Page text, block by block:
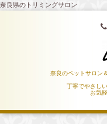
奈良県のトリミングサロン
奈良のペットサロン
丁寧でやさし
お気